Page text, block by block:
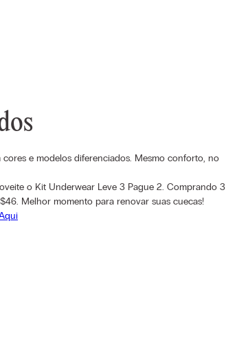
e modelos diferenciados. Mesmo conforto, no
o Kit Underwear Leve 3 Pague 2. Comprando 3
Melhor momento para renovar suas cuecas!